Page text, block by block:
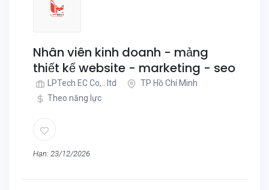
Nhân viên kinh doanh - mảng
thiết kế website - marketing - seo
LPTech EC Co,.. ltd
TP Hồ Chí Minh
Theo năng lực
Hạn: 23/12/2026